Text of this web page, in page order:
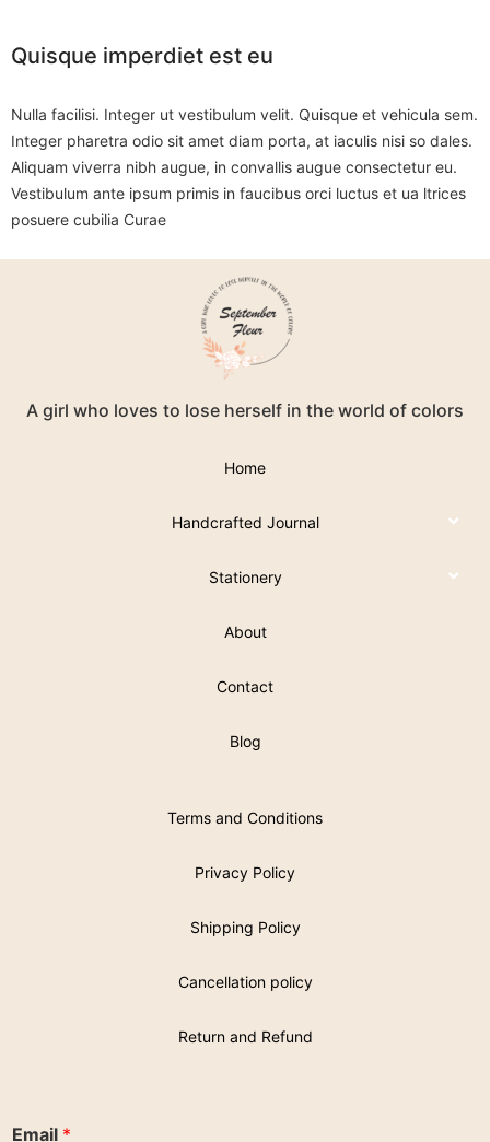
Quisque imperdiet est eu
Nulla facilisi. Integer ut vestibulum velit. Quisque et vehicula sem.
Integer pharetra odio sit amet diam porta, at iaculis nisi so dales.
Aliquam viverra nibh augue, in convallis augue consectetur eu.
Vestibulum ante ipsum primis in faucibus orci luctus et ua ltrices
posuere cubilia Curae
A girl who loves to lose herself in the world of colors
Home
Handcrafted Journal
Stationery
About
Contact
Blog
Terms and Conditions
Privacy Policy
Shipping Policy
Cancellation policy
Return and Refund
Email *